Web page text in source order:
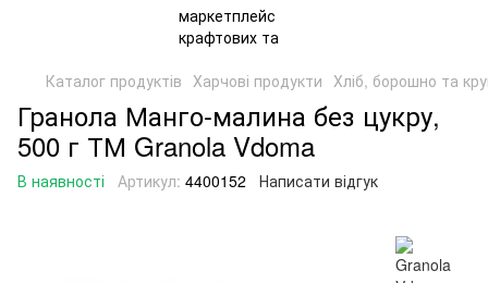
Каталог продуктів Харчові продукти Хліб, борошно та
Гранола Манго-малина без цукру,
500 г ТМ Granola Vdoma
В наявності Артикул: 4400152 Написати відгук